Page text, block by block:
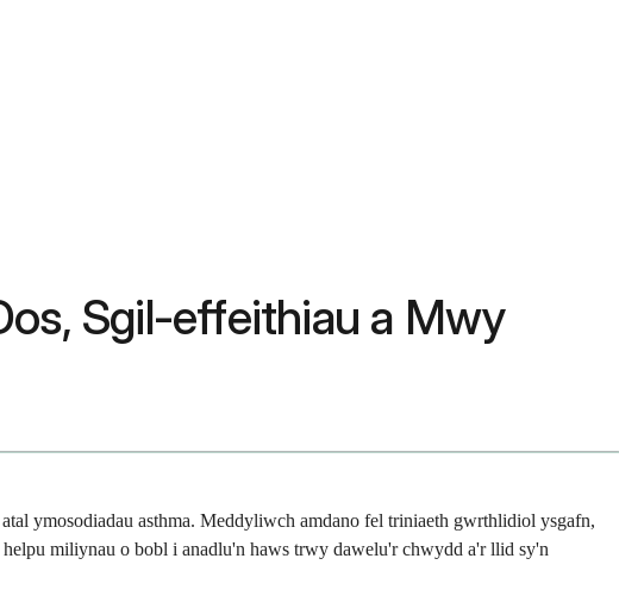
Sgil-effeithiau a Mwy
ymosodiadau asthma. Meddyliwch amdano fel triniaeth gwrthlidiol ysgafn,
miliynau o bobl i anadlu'n haws trwy dawelu'r chwydd a'r llid sy'n